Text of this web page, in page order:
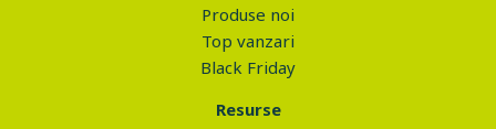
Produse noi
Top vanzari
Black Friday
Resurse